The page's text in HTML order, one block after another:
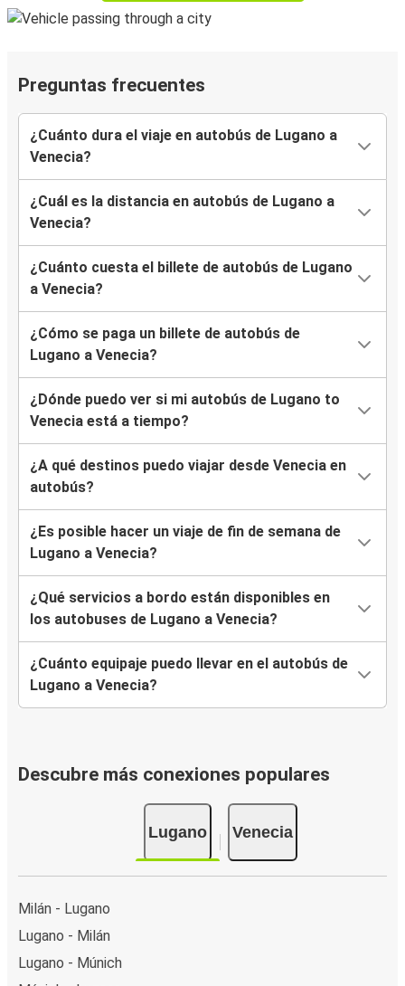
Preguntas frecuentes
¿Cuánto dura el viaje en autobús de Lugano a
Venecia?
¿Cuál es la distancia en autobús de Lugano a
Venecia?
¿Cuánto cuesta el billete de autobús de Lugano
a Venecia?
¿Cómo se paga un billete de autobús de
Lugano a Venecia?
¿Dónde puedo ver si mi autobús de Lugano to
Venecia está a tiempo?
¿A qué destinos puedo viajar desde Venecia en
autobús?
¿Es posible hacer un viaje de fin de semana de
Lugano a Venecia?
¿Qué servicios a bordo están disponibles en
los autobuses de Lugano a Venecia?
¿Cuánto equipaje puedo llevar en el autobús de
Lugano a Venecia?
Descubre más conexiones populares
Lugano Venecia
Milán - Lugano
Lugano - Milán
Lugano - Múnich